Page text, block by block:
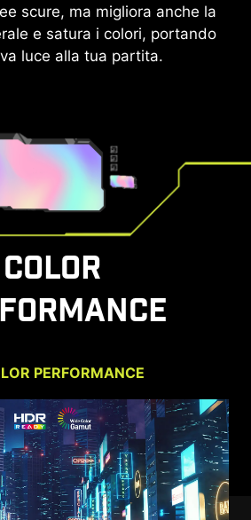
scure, ma migliora anche la
e satura i colori, portando
luce alla tua partita.
Control) è collegata ai
o Switch, i controller
per riattivare lo schermo
Console MSI. Goditi
di gioco senza tearing
di qualità dell'immagine.
COLOR
PERFORMANCE